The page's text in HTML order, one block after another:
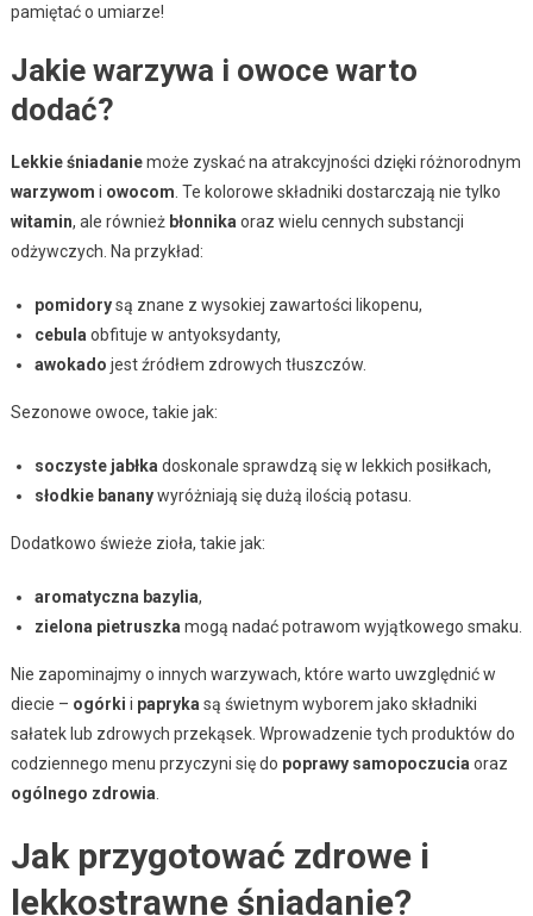
pamiętać o umiarze!
Jakie warzywa i owoce warto
dodać?
Lekkie śniadaniemoże zyskać na atrakcyjności dzięki różnorodnym
warzywom i owocom . Te kolorowe składniki dostarczają nie tylko
witamin, ale również błonnika oraz wielu cennych substancji
odżywczych. Na przykład:
pomidorysą znane z wysokiej zawartości likopenu,
cebula obfituje w antyoksydanty,
awokado jest źródłem zdrowych tłuszczów.
Sezonowe owoce, takie jak:
soczyste jabłka doskonale sprawdzą się w lekkich posiłkach,
słodkie bananywyróżniają się dużą ilością potasu.
Dodatkowo świeże zioła, takie jak:
aromatyczna bazylia,
zielona pietruszka mogą nadać potrawom wyjątkowego smaku.
Nie zapominajmy o innych warzywach, które warto uwzględnić w
diecie – ogórki i papryka są świetnym wyborem jako składniki
sałatek lub zdrowych przekąsek. Wprowadzenie tych produktów do
codziennego menu przyczyni się do poprawy samopoczucia oraz
ogólnego zdrowia
Jak przygotować zdrowe i
lekkostrawne śniadanie?